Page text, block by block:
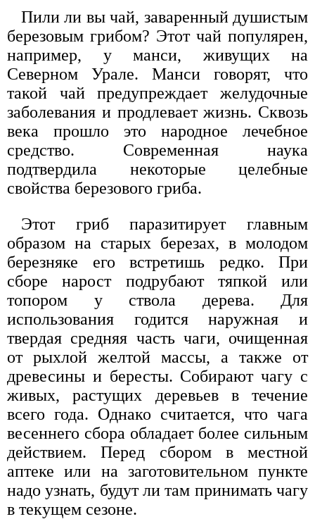
Пили ли вы чай, заваренный душистым
березовым грибом? Этот чай популярен,
например, у манси, живущих на
Северном Урале. Манси говорят, что
такой чай предупреждает желудочные
заболевания и продлевает жизнь. Сквозь
века прошло это народное лечебное
средство. Современная наука
подтвердила некоторые целебные
свойства березового гриба.
Этот гриб паразитирует главным
образом на старых березах, в молодом
березняке его встретишь редко. При
сборе нарост подрубают тяпкой или
топором у ствола дерева. Для
использования годится наружная и
твердая средняя часть чаги, очищенная
от рыхлой желтой массы, а также от
древесины и бересты. Собирают чагу с
живых, растущих деревьев в течение
всего года. Однако считается, что чага
весеннего сбора обладает более сильным
действием. Перед сбором в местной
аптеке или на заготовительном пункте
надо узнать, будут ли там принимать чагу
в текущем сезоне.